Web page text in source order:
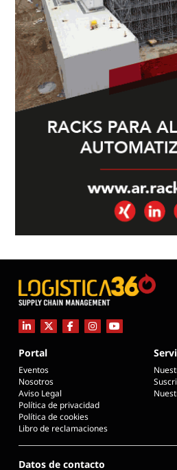
Portal
Eventos
Nosotros
Aviso Legal
Política de privacidad
Política de cookies
Libro de reclamaciones
Datos de contacto